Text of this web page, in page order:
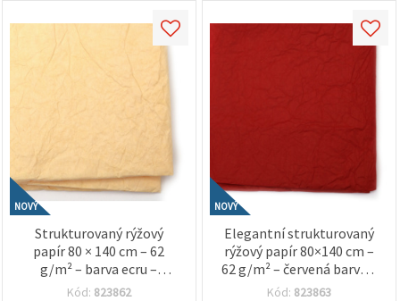
NOVÝ
Strukturovaný rýžový
papír 80 × 140 cm – 62
g/m² – barva ecru –
ideální na decoupage,
Kód: 823862
NOVÝ
Elegantní strukturovaný
rýžový papír 80×140 cm –
62 g/m² – červená barva –
ideální na decoupage,
Kód: 823863